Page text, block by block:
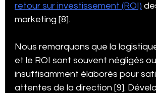
retour sur investissement (ROI)
marketing [8].
Nous remarquons que la
et le ROI sont souvent négligés ou
insuffisamment élaborés pour
attentes de la direction [9].